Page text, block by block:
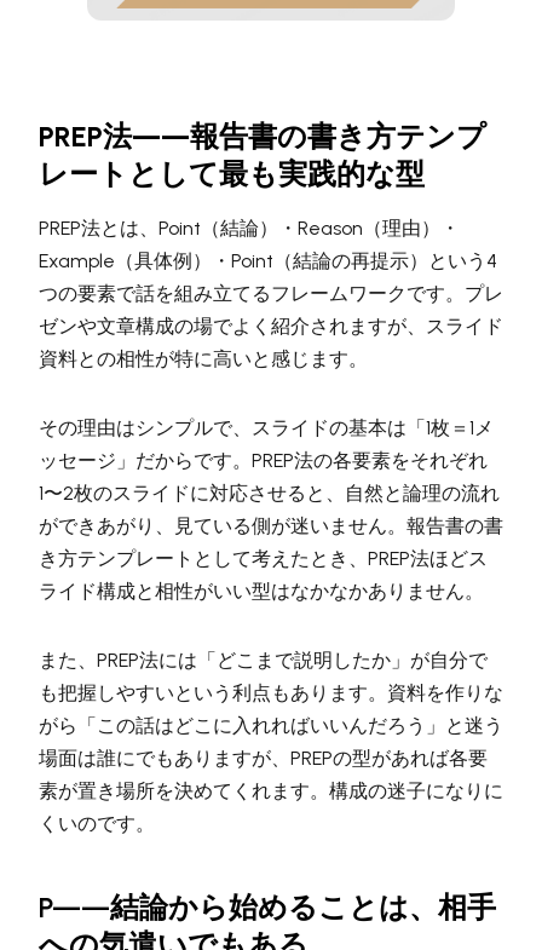
PREP法——報告書の書き方テンプ
レートとして最も実践的な型
PREP法とは、Point（結論）・Reason（理由）・
Example（具体例）・Point（結論の再提示）という4
つの要素で話を組み立てるフレームワークです。プレ
ゼンや文章構成の場でよく紹介されますが、スライド
資料との相性が特に高いと感じます。
その理由はシンプルで、スライドの基本は「1枚＝1メ
ッセージ」だからです。PREP法の各要素をそれぞれ
1〜2枚のスライドに対応させると、自然と論理の流れ
ができあがり、見ている側が迷いません。報告書の書
き方テンプレートとして考えたとき、PREP法ほどス
ライド構成と相性がいい型はなかなかありません。
また、PREP法には「どこまで説明したか」が自分で
も把握しやすいという利点もあります。資料を作りな
がら「この話はどこに入れればいいんだろう」と迷う
場面は誰にでもありますが、PREPの型があれば各要
素が置き場所を決めてくれます。構成の迷子になりに
くいのです。
P——結論から始めることは、相手